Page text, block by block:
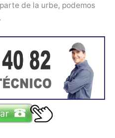
de la urbe, podemos